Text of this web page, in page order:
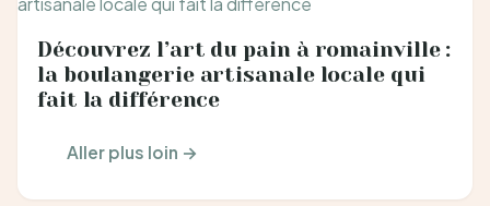
Découvrez l’art du pain à romainville :
la boulangerie artisanale locale qui
fait la différence
Aller plus loin →